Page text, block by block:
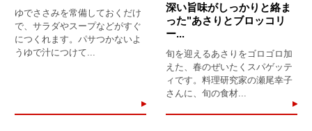
ゆでささみを常備しておくだけ
で、サラダやスープなどがすぐ
につくれます。パサつかないよ
うゆで汁につけて...
深い旨味がしっかりと絡ま
った"あさりとブロッコリ
ー...
旬を迎えるあさりをゴロゴロ加
えた、春のぜいたくスパゲッテ
ィです。料理研究家の瀬尾幸子
さんに、旬の食材...